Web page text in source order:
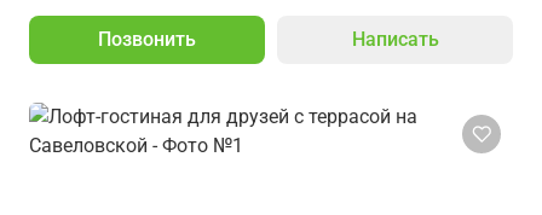
Позвонить Написать